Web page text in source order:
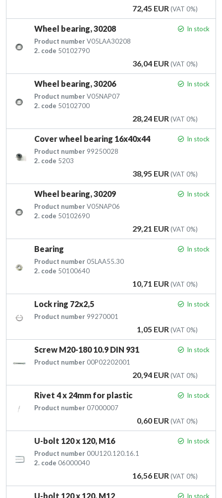
Price
72,45 EUR(VAT 0%)
Wheel bearing, 30208
In stock
Product numberV05LAA30208
2. code 50102790
Price
36,04 EUR(VAT 0%)
Wheel bearing, 30206
In stock
Product numberV05NAP07
2. code 50102700
Price
28,24 EUR(VAT 0%)
Cover wheel bearing 16x40x44
In stock
Product number 99250028
2. code 5203
Price
38,95 EUR(VAT 0%)
Wheel bearing, 30209
In stock
Product numberV05NAP06
2. code 50102690
Price
29,21 EUR(VAT 0%)
Bearing
In stock
Product number05LAA55.30
2. code 50100640
Price
10,71 EUR(VAT 0%)
Lock ring 72x2,5
In stock
Product number 99270001
Price
1,05 EUR(VAT 0%)
Screw M20-180 10.9 DIN 931
In stock
Product number00P02202001
Price
20,94 EUR(VAT 0%)
Rivet 4 x 24mm for plastic
In stock
Product number07000007
Price
0,60 EUR(VAT 0%)
U-bolt 120 x 120, M16
In stock
Product number00U120.120.16.1
2. code 06000040
Price
16,56 EUR(VAT 0%)
U-bolt 120 x 120, M12 In stock